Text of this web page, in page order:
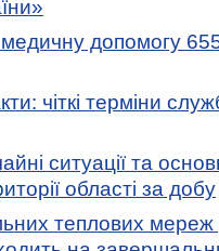
медичну допомогу
чіткі терміни
ситуації та
області за добу
теплових мереж